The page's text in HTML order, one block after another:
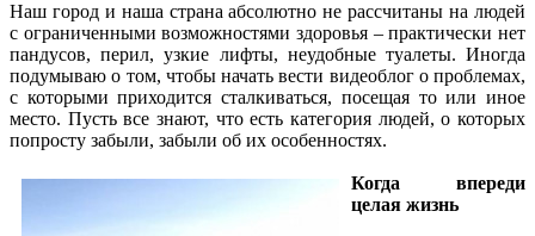
Наш город и наша страна абсолютно не рассчитаны на людей
с ограниченными возможностями здоровья – практически нет
пандусов, перил, узкие лифты, неудобные туалеты. Иногда
подумываю о том, чтобы начать вести видеоблог о проблемах,
с которыми приходится сталкиваться, посещая то или иное
место. Пусть все знают, что есть категория людей, о которых
попросту забыли, забыли об их особенностях.
Когда впереди
целая жизнь